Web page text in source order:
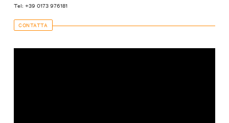
Tel: +39 0173 976181
CONTATTA